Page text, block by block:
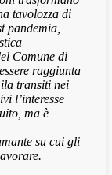
tavolozza di
pandemia,
Comune di
raggiunta
transiti nei
l’interesse
ma è
su cui gli